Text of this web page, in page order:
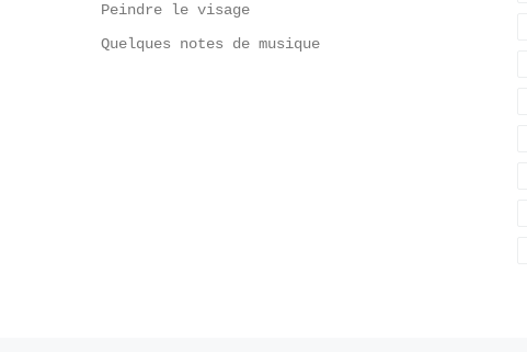
Peindre le visage
Quelques notes de musique